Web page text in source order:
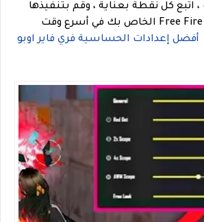
، اتبع كل نقطة بعناية ، وقم بتنفيذها
في حساب فري فاير Free Fire الخاص بك في أسرع وقت
أفضل إعدادات الحساسية فري فاير اوبو